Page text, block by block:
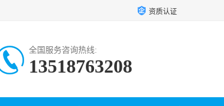
资质认证
全国服务咨询热线:
13518763208